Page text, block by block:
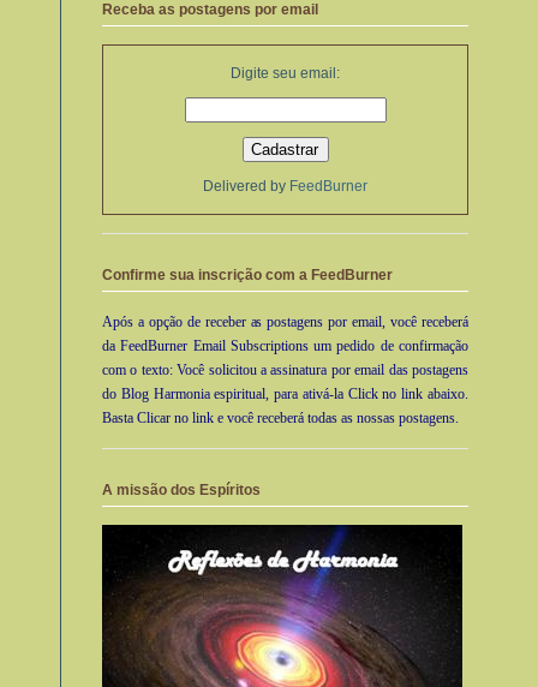
Receba as postagens por email
Digite seu email:
Delivered by FeedBurner
Confirme sua inscrição com a FeedBurner
Após a opção de receber as postagens por email, você receberá
da FeedBurner Email Subscriptions um pedido de confirmação
com o texto: Você solicitou a assinatura por email das postagens
do Blog Harmonia espiritual, para ativá-la Click no link abaixo.
Basta Clicar no link e você receberá todas as nossas postagens.
A missão dos Espíritos